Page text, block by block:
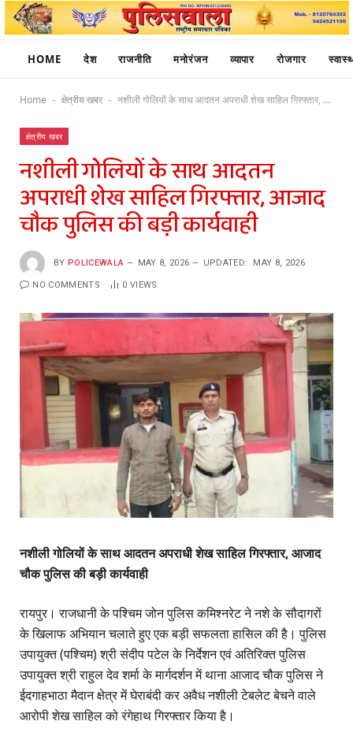
HOME देश राजनीति मनोरंजन व्यापार रोजगार
Home - क्षेत्रीय खबर - नशीली गोलियों के साथ आदतन अपराधी शेख साहिल गिरफ्तार, आजाद चौक पुलिस की बड़ी कार्यवाही
क्षेत्रीय खबर
नशीली गोलियों के साथ आदतन
अपराधी शेख साहिल गिरफ्तार, आजाद
चौक पुलिस की बड़ी कार्यवाही
BY POLICEWALA MAY 8, 2026 UPDATED: MAY 8, 2026
NO COMMENTS 0 VIEWS
नशीली गोलियों के साथ आदतन अपराधी शेख साहिल गिरफ्तार, आजाद
चौक पुलिस की बड़ी कार्यवाही
​रायपुर। राजधानी के पश्चिम जोन पुलिस कमिश्नरेट ने नशे के सौदागरों
के खिलाफ अभियान चलाते हुए एक बड़ी सफलता हासिल की है। पुलिस
उपायुक्त (पश्चिम) श्री संदीप पटेल के निर्देशन एवं अतिरिक्त पुलिस
उपायुक्त श्री राहुल देव शर्मा के मार्गदर्शन में थाना आजाद चौक पुलिस ने
ईदगाहभाठा मैदान क्षेत्र में घेराबंदी कर अवैध नशीली टेबलेट बेचने वाले
आरोपी शेख साहिल को रंगेहाथ गिरफ्तार किया है।